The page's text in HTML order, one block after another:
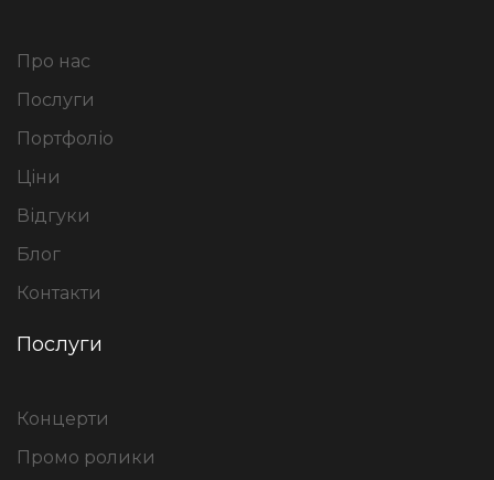
Про нас
Послуги
Портфоліо
Ціни
Відгуки
Блог
Контакти
Послуги
Концерти
Промо ролики